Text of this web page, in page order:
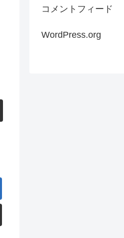
コメントフィード
WordPress.org